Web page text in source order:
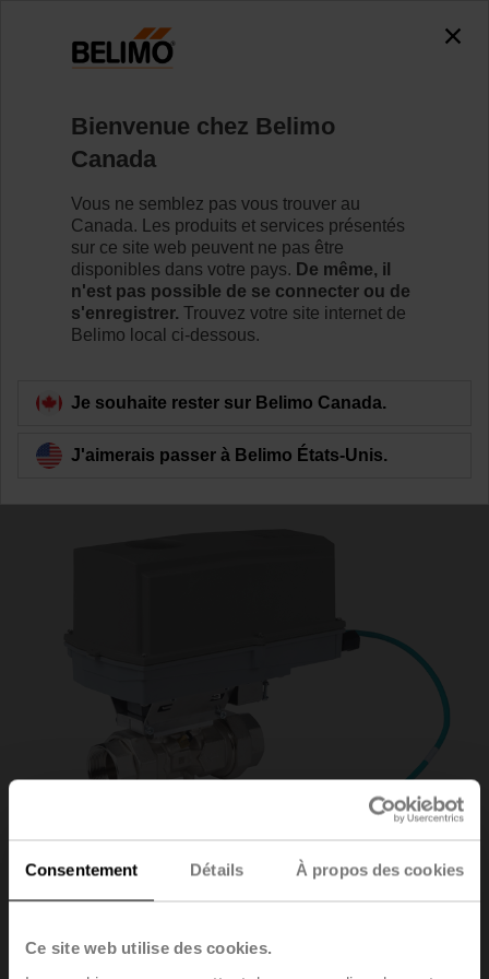
Consentement Détails À propos des cookies
Ce site web utilise des cookies.
accessing the absolute URL
"https://www.belimo.com/ca/fr_CA/~mgnlArea=cookies~".
https://www.belimo.com/ca/fr_CA/~mgnlArea=cookies~
22PE-5XUDNH
En savoir plus
22PE-5XUDNH
Bienvenue chez Belimo
Canada
Vous ne semblez pas vous trouver au
Canada. Les produits et services présentés
sur ce site web peuvent ne pas être
disponibles dans votre pays. De même, il
n'est pas possible de se connecter ou de
s'enregistrer. Trouvez votre site internet de
Belimo local ci-dessous.
Je souhaite rester sur Belimo Canada.
J'aimerais passer à Belimo États-Unis.